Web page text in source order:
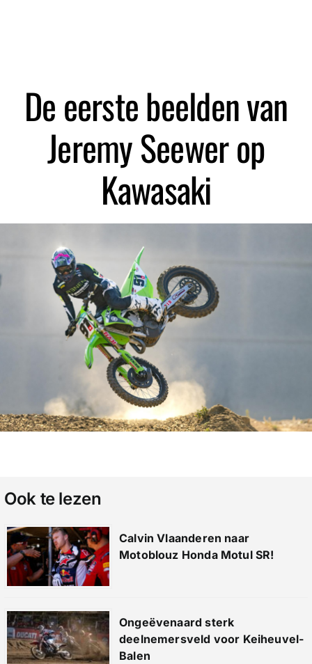
De eerste beelden van
Jeremy Seewer op
Kawasaki
Ook te lezen
Calvin Vlaanderen naar
Motoblouz Honda Motul SR!
Ongeëvenaard sterk
deelnemersveld voor Keiheuvel-
Balen